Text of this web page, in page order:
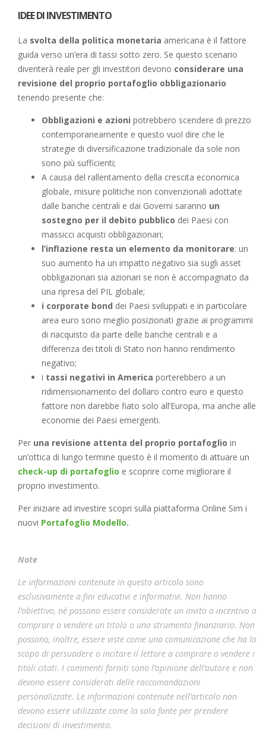
IDEE DI INVESTIMENTO
La svolta della politica monetaria americana è il fattore
guida verso un’era di tassi sotto zero. Se questo scenario
diventerà reale per gli investitori devono considerare una
revisione del proprio portafoglio obbligazionario
tenendo presente che:
Obbligazioni e azioni potrebbero scendere di prezzo
contemporaneamente e questo vuol dire che le
strategie di diversificazione tradizionale da sole non
sono più sufficienti;
A causa del rallentamento della crescita economica
globale, misure politiche non convenzionali adottate
dalle banche centrali e dai Governi saranno un
sostegno per il debito pubblico dei Paesi con
massicci acquisti obbligazionari;
l’inflazione resta un elemento da monitorare: un
suo aumento ha un impatto negativo sia sugli asset
obbligazionari sia azionari se non è accompagnato da
una ripresa del PIL globale;
i corporate bond dei Paesi sviluppati e in particolare
area euro sono meglio posizionati grazie ai programmi
di riacquisto da parte delle banche centrali e a
differenza dei titoli di Stato non hanno rendimento
negativo;
i tassi negativi in America porterebbero a un
ridimensionamento del dollaro contro euro e questo
fattore non darebbe fiato solo all’Europa, ma anche alle
economie dei Paesi emergenti.
Per una revisione attenta del proprio portafoglio in
un’ottica di lungo termine questo è il momento di attuare un
check-up di portafoglio e scoprire come migliorare il
proprio investimento.
Per iniziare ad investire scopri sulla piattaforma Online Sim i
nuovi Portafoglio Modello.
Note
Le informazioni contenute in questo articolo sono
esclusivamente a fini educativi e informativi. Non hanno
l’obiettivo, né possono essere considerate un invito o incentivo a
comprare o vendere un titolo o uno strumento finanziario. Non
possono, inoltre, essere viste come una comunicazione che ha lo
scopo di persuadere o incitare il lettore a comprare o vendere i
titoli citati. I commenti forniti sono l’opinione dell’autore e non
devono essere considerati delle raccomandazioni
personalizzate. Le informazioni contenute nell’articolo non
devono essere utilizzate come la sola fonte per prendere
decisioni di investimento.